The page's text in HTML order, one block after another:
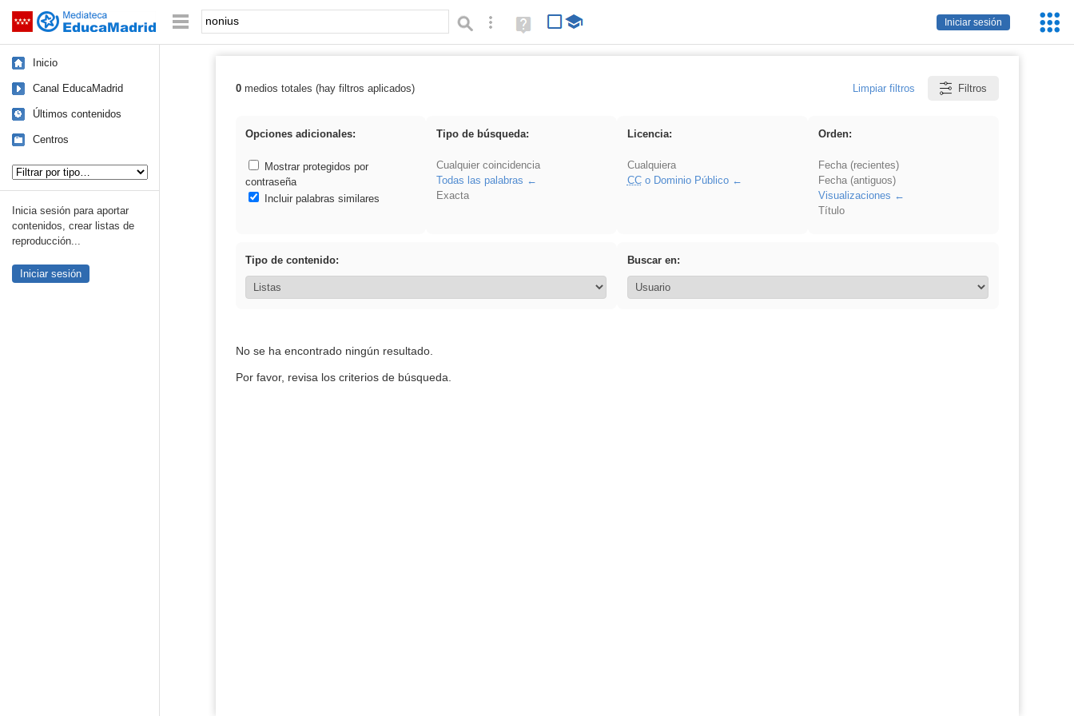
Saltar navegación
Iniciar sesión
Palabra o frase: Búsqueda avanzada
Ayuda
(en
Inicio
Canal EducaMadrid
Últimos contenidos
Centros
Inicia sesión para aportar
contenidos, crear listas de
reproducción...
Iniciar sesión
Resultados de: nonius
0medios totales (hay filtros aplicados) Limpiar filtros Filtros
Opciones adicionales:
Mostrar protegidos por
contraseña
Incluir palabras similares
Tipo de búsqueda:
Cualquier coincidencia
Todas las palabras
Exacta
Licencia:
Cualquiera
CCo Dominio Público
Orden:
Fecha (recientes)
Fecha (antiguos)
Visualizaciones
Título
Tipo de contenido: Buscar en:
No se ha encontrado ningún resultado.
Por favor, revisa los criterios de búsqueda.